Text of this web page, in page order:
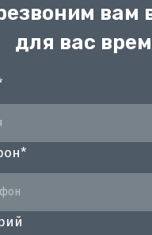
вам
для вас
*